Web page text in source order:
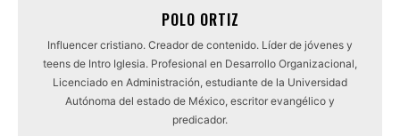
POLO ORTIZ
Influencer cristiano. Creador de contenido. Líder de jóvenes y
teens de Intro Iglesia. Profesional en Desarrollo Organizacional,
Licenciado en Administración, estudiante de la Universidad
Autónoma del estado de México, escritor evangélico y
predicador.